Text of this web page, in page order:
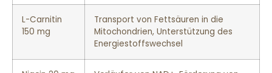
L-Carnitin
150 mg
Transport von Fettsäuren in die
Mitochondrien, Unterstützung des
Energiestoffswechsel